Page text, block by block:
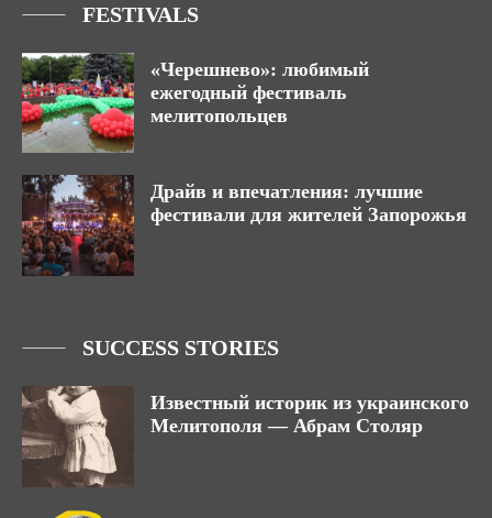
FESTIVALS
«Черешнево»: любимый
ежегодный фестиваль
мелитопольцев
Драйв и впечатления: лучшие
фестивали для жителей Запорожья
SUCCESS STORIES
Известный историк из украинского
Мелитополя — Абрам Столяр